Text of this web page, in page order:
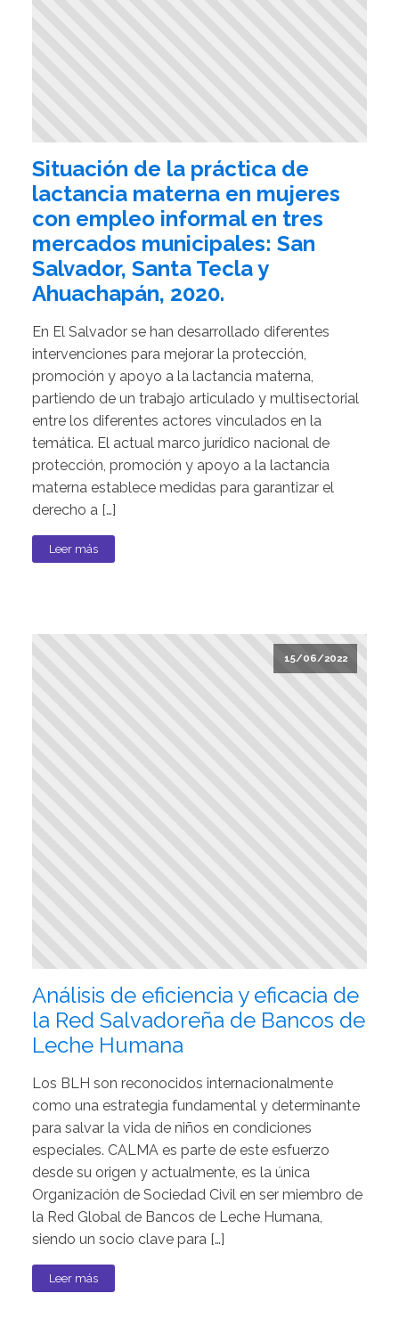
Situación de la práctica de
lactancia materna en mujeres
con empleo informal en tres
mercados municipales: San
Salvador, Santa Tecla y
Ahuachapán, 2020.
En El Salvador se han desarrollado diferentes
intervenciones para mejorar la protección,
promoción y apoyo a la lactancia materna,
partiendo de un trabajo articulado y multisectorial
entre los diferentes actores vinculados en la
temática. El actual marco jurídico nacional de
protección, promoción y apoyo a la lactancia
materna establece medidas para garantizar el
derecho a […]
Leer más
15/06/2022
Análisis de eficiencia y eficacia de
la Red Salvadoreña de Bancos de
Leche Humana
Los BLH son reconocidos internacionalmente
como una estrategia fundamental y determinante
para salvar la vida de niños en condiciones
especiales. CALMA es parte de este esfuerzo
desde su origen y actualmente, es la única
Organización de Sociedad Civil en ser miembro de
la Red Global de Bancos de Leche Humana,
siendo un socio clave para […]
Leer más